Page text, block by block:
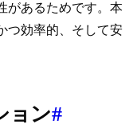
があるためです。本
つ効率的、そして安
ョン#